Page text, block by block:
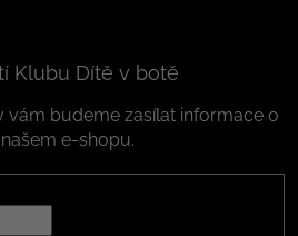
Klubu Dítě v botě
vám budeme zasílat informace o
e-shopu.